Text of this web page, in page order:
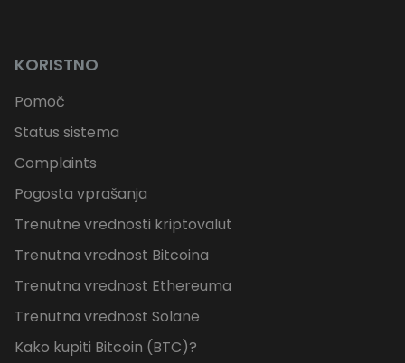
KORISTNO
Pomoč
Status sistema
Complaints
Pogosta vprašanja
Trenutne vrednosti kriptovalut
Trenutna vrednost Bitcoina
Trenutna vrednost Ethereuma
Trenutna vrednost Solane
Kako kupiti Bitcoin (BTC)?